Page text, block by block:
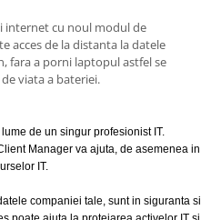
internet cu noul modul de
acces de la distanta la datele
fara a porni laptopul astfel se
viata a bateriei.
de un singur profesionist IT.
Manager va ajuta, de asemenea in
IT.
companiei tale, sunt in siguranta si